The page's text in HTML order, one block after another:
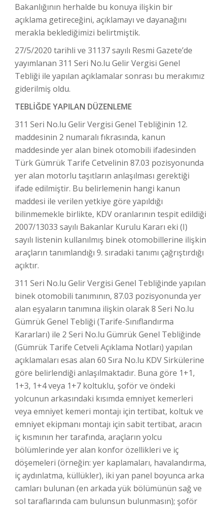
Bakanlığının herhalde bu konuya ilişkin bir
açıklama getireceğini, açıklamayı ve dayanağını
merakla beklediğimizi belirtmiştik.
27/5/2020 tarihli ve 31137 sayılı Resmi Gazete’de
yayımlanan 311 Seri No.lu Gelir Vergisi Genel
Tebliği ile yapılan açıklamalar sonrası bu merakımız
giderilmiş oldu.
TEBLİĞDE YAPILAN DÜZENLEME
311 Seri No.lu Gelir Vergisi Genel Tebliğinin 12.
maddesinin 2 numaralı fıkrasında, kanun
maddesinde yer alan binek otomobili ifadesinden
Türk Gümrük Tarife Cetvelinin 87.03 pozisyonunda
yer alan motorlu taşıtların anlaşılması gerektiği
ifade edilmiştir. Bu belirlemenin hangi kanun
maddesi ile verilen yetkiye göre yapıldığı
bilinmemekle birlikte, KDV oranlarının tespit edildiği
2007/13033 sayılı Bakanlar Kurulu Kararı eki (I)
sayılı listenin kullanılmış binek otomobillerine ilişkin
araçların tanımlandığı 9. sıradaki tanımı çağrıştırdığı
açıktır.
311 Seri No.lu Gelir Vergisi Genel Tebliğinde yapılan
binek otomobili tanımının, 87.03 pozisyonunda yer
alan eşyaların tanımına ilişkin olarak 8 Seri No.lu
Gümrük Genel Tebliği (Tarife-Sınıflandırma
Kararları) ile 2 Seri No.lu Gümrük Genel Tebliğinde
(Gümrük Tarife Cetveli Açıklama Notları) yapılan
açıklamaları esas alan 60 Sıra No.lu KDV Sirkülerine
göre belirlendiği anlaşılmaktadır. Buna göre 1+1,
1+3, 1+4 veya 1+7 koltuklu, şoför ve öndeki
yolcunun arkasındaki kısımda emniyet kemerleri
veya emniyet kemeri montajı için tertibat, koltuk ve
emniyet ekipmanı montajı için sabit tertibat, aracın
iç kısmının her tarafında, araçların yolcu
bölümlerinde yer alan konfor özellikleri ve iç
döşemeleri (örneğin: yer kaplamaları, havalandırma,
iç aydınlatma, küllükler), iki yan panel boyunca arka
camları bulunan (en arkada yük bölümünün sağ ve
sol taraflarında cam bulunsun bulunmasın); şoför